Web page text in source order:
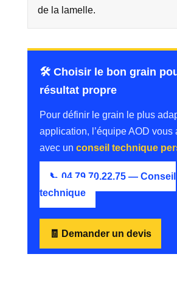
de la lamelle.
🛠️ Choisir le bon grain
résultat propre
Pour définir le grain le plus
application, l’équipe AOD vous
avec un conseil technique
📞 04.79.70.22.75 — Conseil
technique
🧾 Demander un devis